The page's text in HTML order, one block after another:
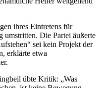
ihres Eintretens für
umstritten. Die Partei äußerte
sei kein Projekt der
erklärte etwa
übte Kritik: „Was